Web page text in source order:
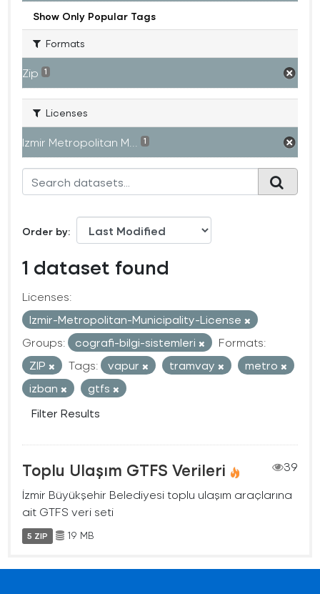
Show Only Popular Tags
Formats
Zip 1
Licenses
Izmir Metropolitan M... 1
Order by
1 dataset found
Licenses:
Izmir-Metropolitan-Municipality-License
Groups:
cografi-bilgi-sistemleri
Formats:
ZIP
Tags: vapur tramvay
metro
izban
gtfs
Filter Results
Toplu Ulaşım GTFS Verileri
39
İzmir Büyükşehir Belediyesi toplu ulaşım araçlarına
ait GTFS veri seti
5 ZIP 19 MB